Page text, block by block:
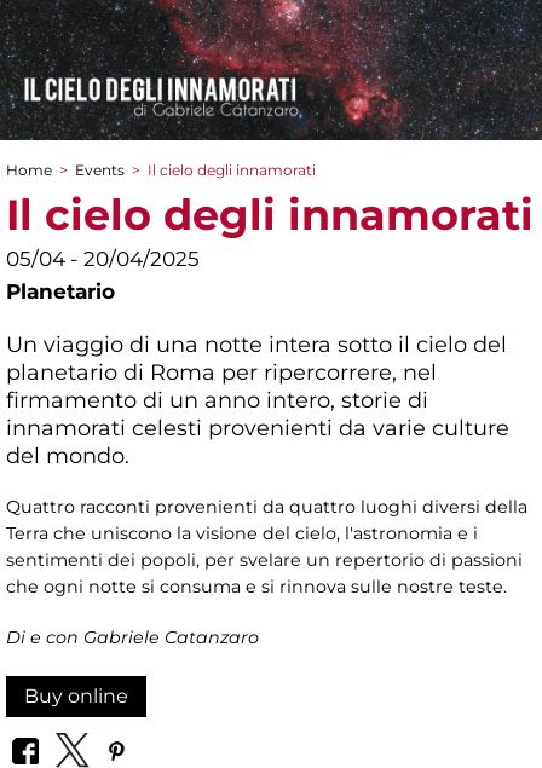
You are here
Home > Events > Il cielo degli innamorati
Il cielo degli innamorati
05/04 - 20/04/2025
Planetario
Un viaggio di una notte intera sotto il cielo del
planetario di Roma per ripercorrere, nel
firmamento di un anno intero, storie di
innamorati celesti provenienti da varie culture
del mondo.
Quattro racconti provenienti da quattro luoghi diversi della
Terra che uniscono la visione del cielo, l'astronomia e i
sentimenti dei popoli, per svelare un repertorio di passioni
che ogni notte si consuma e si rinnova sulle nostre teste.
Di e con Gabriele Catanzaro
Buy online